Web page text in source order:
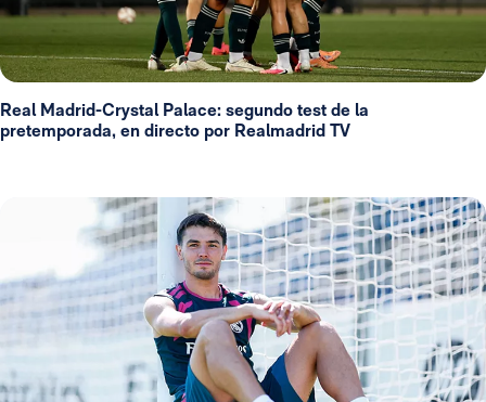
Real Madrid-Crystal Palace: segundo test de la
pretemporada, en directo por Realmadrid TV